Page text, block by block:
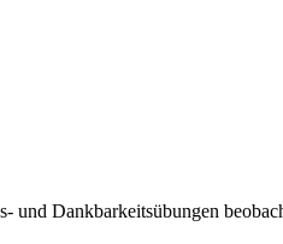
Dankbarkeitsübungen